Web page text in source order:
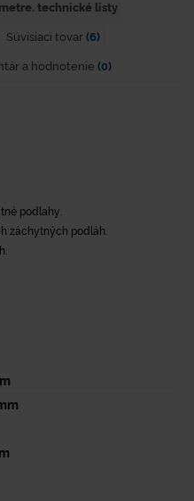
technické listy
Súvisiaci tovar (6)
a hodnotenie (0)
podlahy.
záchytných podláh.